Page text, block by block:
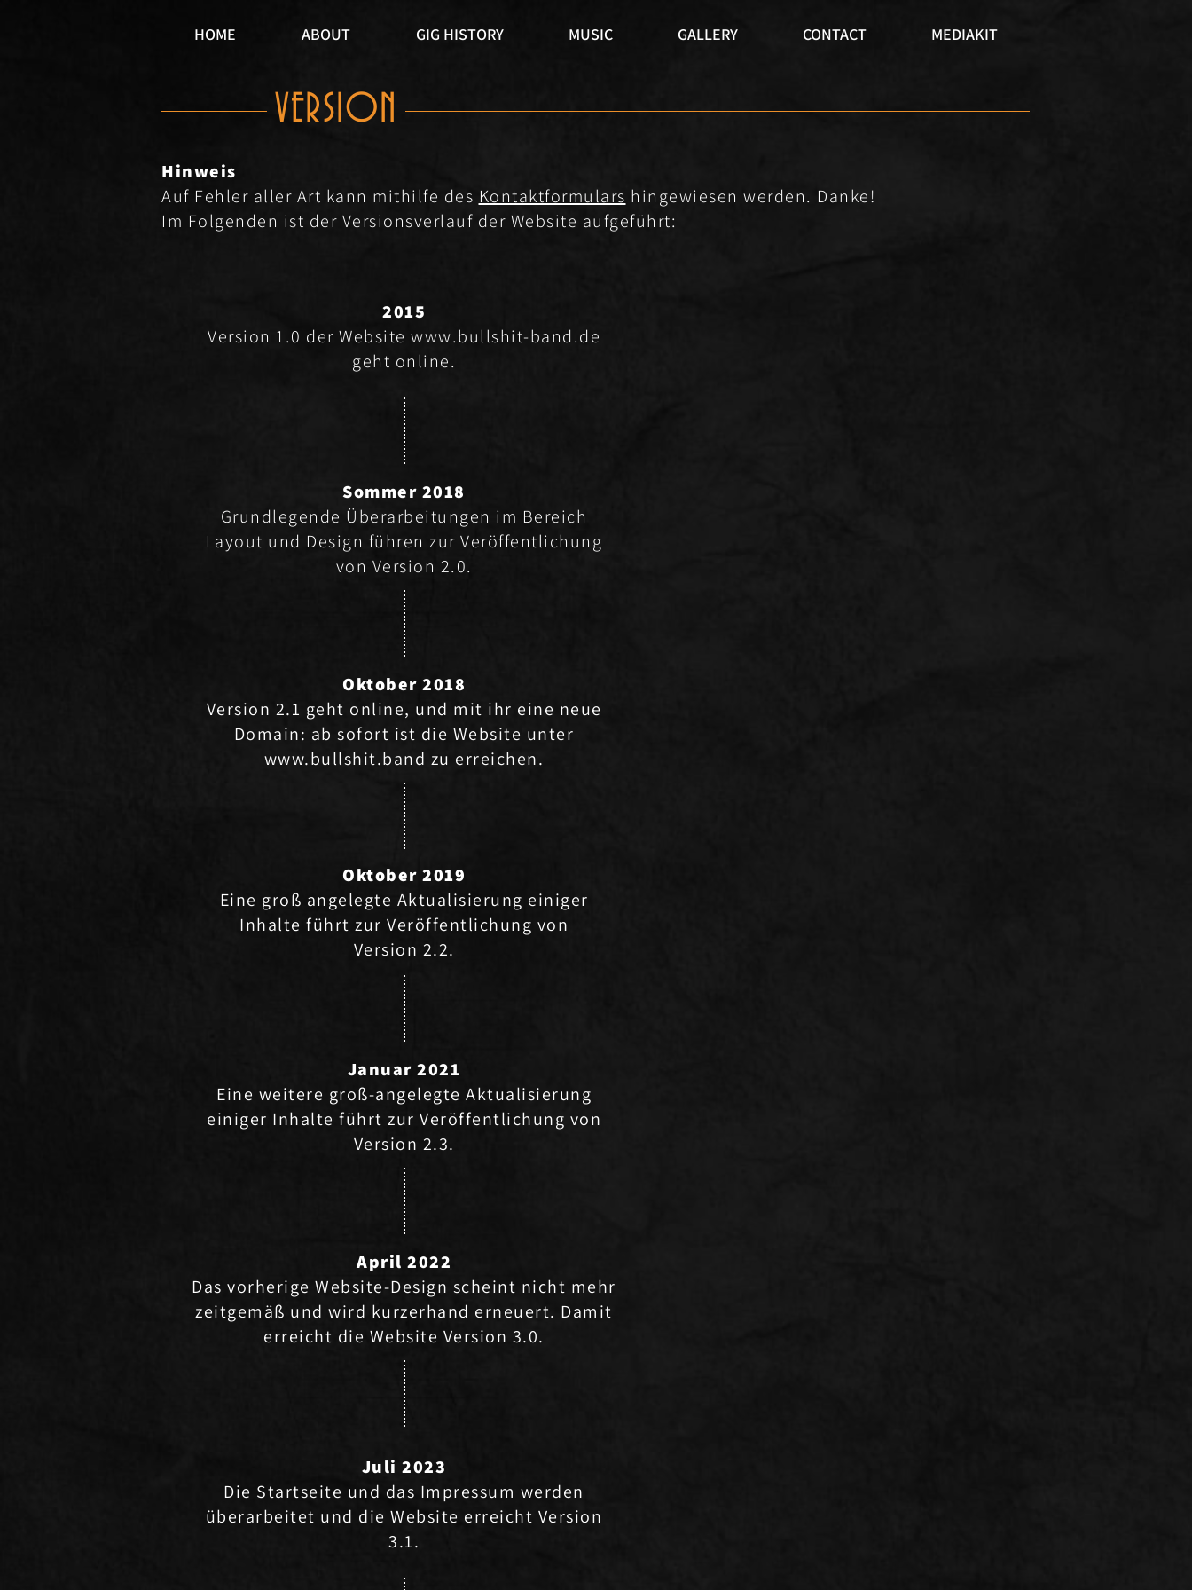
HOME ABOUT GIG HISTORY MUSIC GALLERY CONTACT MEDIAKIT
VERSION
Hinweis
Auf Fehler aller Art kann mithilfe des Kontaktformulars hingewiesen werden. Danke!
Im Folgenden ist der Versionsverlauf der Website aufgeführt:
2015
Version 1.0 der Website www.bullshit-band.de
geht online.
Sommer 2018
Grundlegende Überarbeitungen im Bereich
Layout und Design führen zur Veröffentlichung
von Version 2.0.
Oktober 2018
Version 2.1 geht online, und mit ihr eine neue
Domain: ab sofort ist die Website unter
www.bullshit.band zu erreichen.
Oktober 2019
Eine groß angelegte Aktualisierung einiger
Inhalte führt zur Veröffentlichung von
Version 2.2.
Januar 2021
Eine weitere groß-angelegte Aktualisierung
einiger Inhalte führt zur Veröffentlichung von
Version 2.3.
April 2022
Das vorherige Website-Design scheint nicht mehr
zeitgemäß und wird kurzerhand erneuert. Damit
erreicht die Website Version 3.0.
Juli 2023
Die Startseite und das Impressum werden
überarbeitet und die Website erreicht Version
3.1.